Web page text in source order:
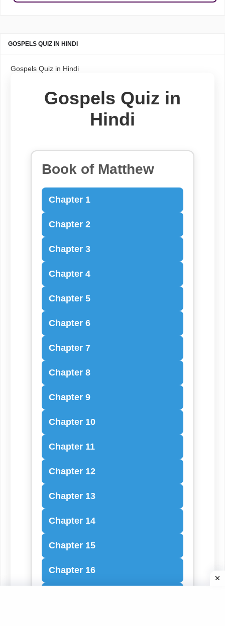
GOSPELS QUIZ IN HINDI
Gospels Quiz in Hindi
Gospels Quiz in
Hindi
Book of Matthew
Chapter 1
Chapter 2
Chapter 3
Chapter 4
Chapter 5
Chapter 6
Chapter 7
Chapter 8
Chapter 9
Chapter 10
Chapter 11
Chapter 12
Chapter 13
Chapter 14
Chapter 15
Chapter 16